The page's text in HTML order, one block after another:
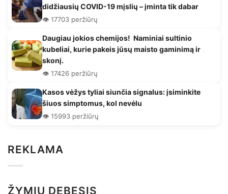
didžiausių COVID-19 mįslių – įminta tik dabar
👁️ 17703 peržiūrų
Daugiau jokios chemijos! Naminiai sultinio
kubeliai, kurie pakeis jūsų maisto gaminimą ir
skonį.
👁️ 17426 peržiūrų
Kasos vėžys tyliai siunčia signalus: įsiminkite
šiuos simptomus, kol nevėlu
👁️ 15993 peržiūrų
REKLAMA
ŽYMIŲ DEBESIS